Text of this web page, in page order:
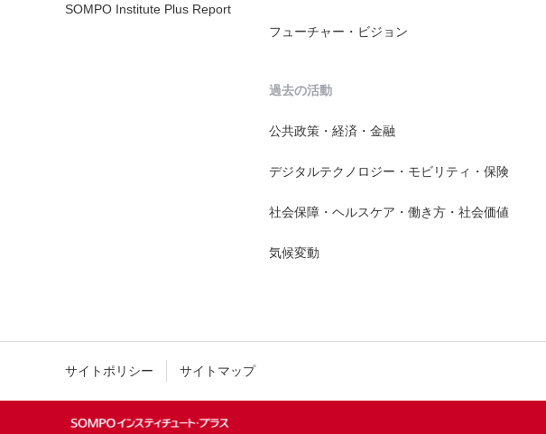
SOMPO Institute Plus Report
フューチャー・ビジョン
過去の活動
公共政策・経済・金融
デジタルテクノロジー・モビリティ・保険
社会保障・ヘルスケア・働き方・社会価値
気候変動
サイトポリシー サイトマップ